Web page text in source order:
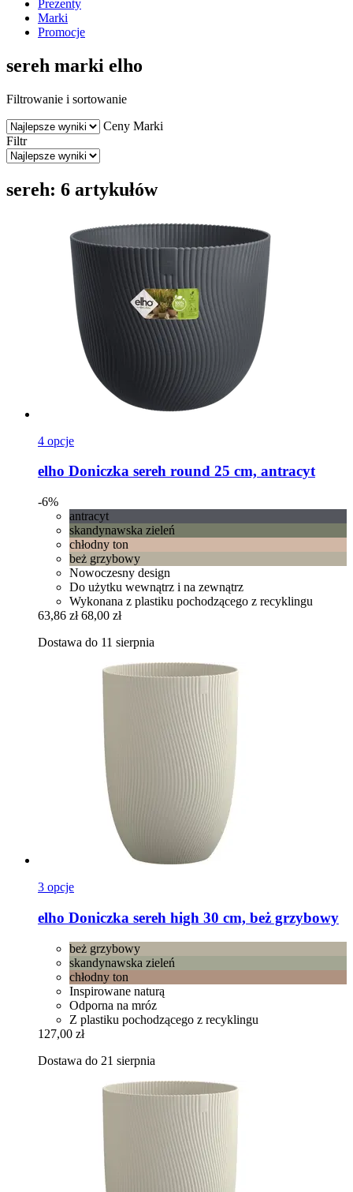
Prezenty
Marki
Promocje
sereh marki elho
Filtrowanie i sortowanie
Ceny Marki
Filtr
sereh: 6 artykułów
4 opcje
elho Doniczka sereh round 25 cm, antracyt
-6%
antracyt
skandynawska zieleń
chłodny ton
beż grzybowy
Nowoczesny design
Do użytku wewnątrz i na zewnątrz
Wykonana z plastiku pochodzącego z recyklingu
63,86 zł 68,00 zł
Dostawa do 11 sierpnia
3 opcje
elho Doniczka sereh high 30 cm, beż grzybowy
beż grzybowy
skandynawska zieleń
chłodny ton
Inspirowane naturą
Odporna na mróz
Z plastiku pochodzącego z recyklingu
127,00 zł
Dostawa do 21 sierpnia